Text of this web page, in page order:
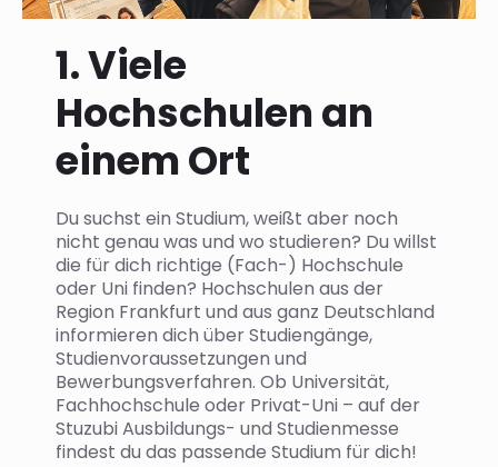
1. Viele
Hochschulen an
einem Ort
Du suchst ein Studium, weißt aber noch
nicht genau was und wo studieren? Du willst
die für dich richtige (Fach-) Hochschule
oder Uni finden? Hochschulen aus der
Region Frankfurt und aus ganz Deutschland
informieren dich über Studiengänge,
Studienvoraussetzungen und
Bewerbungsverfahren. Ob Universität,
Fachhochschule oder Privat-Uni – auf der
Stuzubi Ausbildungs- und Studienmesse
findest du das passende Studium für dich!